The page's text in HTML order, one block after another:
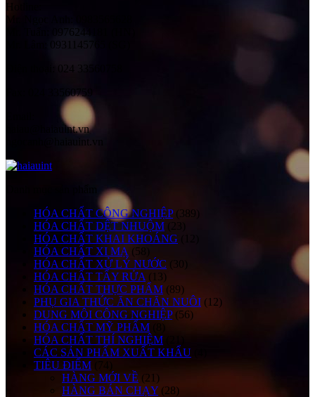
Hotline:
Mr. Ngọc Anh: 0983565628
Mr. Tuấn: 0976244181 (HN)
Mr. Lâm: 0931145765 (SG)
024 33560759
haiau@haiauint.vn
HÓA CHẤT CÔNG NGHIỆP (389)
HÓA CHẤT DỆT NHUỘM (23)
HÓA CHẤT KHAI KHOÁNG
HÓA CHẤT XI MẠ (58)
HÓA CHẤT XỬ LÝ NƯỚC (30)
HÓA CHẤT TẨY RỬA (13)
HÓA CHẤT THỰC PHẨM (89)
PHỤ GIA THỨC ĂN CHĂN NUÔI (12)
DUNG MÔI CÔNG NGHIỆP (56)
HÓA CHẤT MỸ PHẨM
(8)
HÓA CHẤT THÍ NGHIỆM
CÁC SẢN PHẨM XUẤT KHẨU
TIÊU ĐIỂM
(74)
HÀNG MỚI VỀ (21)
HÀNG BÁN CHẠY (28)